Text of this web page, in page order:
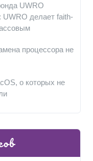
UWRO
делает faith-
процессора не
о которых не